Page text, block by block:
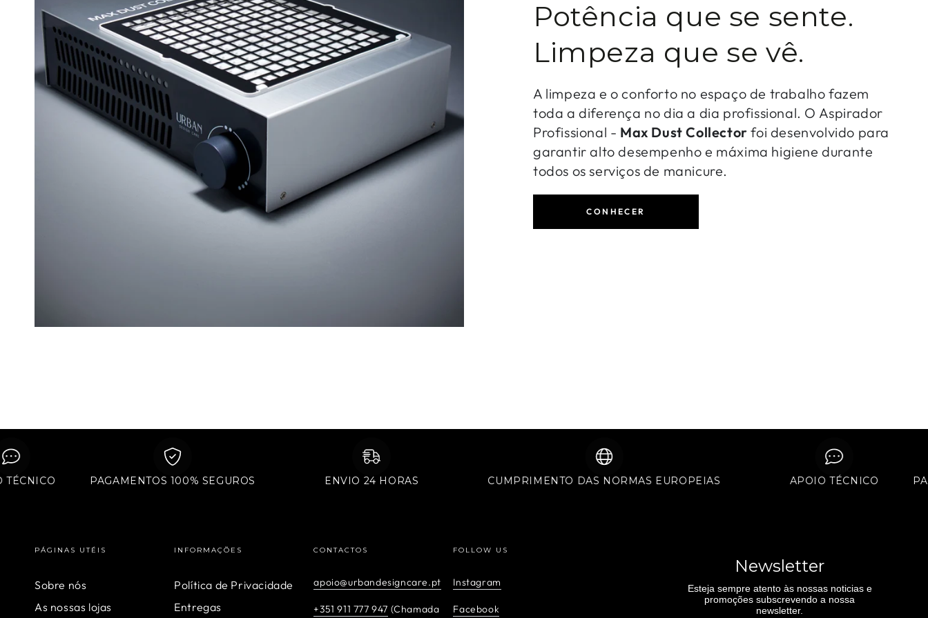
Potência que se sente.
Limpeza que se vê.
A limpeza e o conforto no espaço de trabalho fazem
toda a diferença no dia a dia profissional. O Aspirador
Profissional - Max Dust Collectorfoi desenvolvido para
garantir alto desempenho e máxima higiene durante
todos os serviços de manicure.
CONHECER
TÉCNICO PAGAMENTOS 100% SEGUROS ENVIO 24 HORAS CUMPRIMENTO DAS NORMAS EUROPEIAS APOIO TÉCNICO
PÁGINAS UTÉIS
Sobre nós
As nossas lojas
INFORMAÇÕES
Política de Privacidade
Entregas
CONTACTOS
apoio@urbandesigncare.pt
+351 911 777 947 (Chamada
FOLLOW US
Instagram
Facebook
Newsletter
Esteja sempre atento às nossas noticias e
promoções subscrevendo a nossa
newsletter.